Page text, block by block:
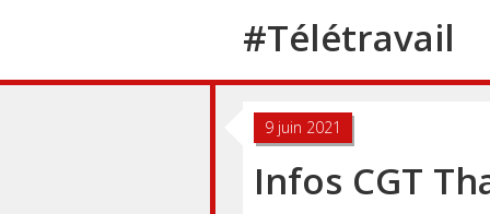
#Télétravail
9 juin 2021
Infos CGT